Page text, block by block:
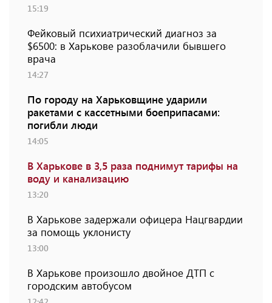
15:19
Фейковый психиатрический диагноз за
$6500: в Харькове разоблачили бывшего
врача
14:27
По городу на Харьковщине ударили
ракетами с кассетными боеприпасами:
погибли люди
14:05
В Харькове в 3,5 раза поднимут тарифы на
воду и канализацию
13:20
В Харькове задержали офицера Нацгвардии
за помощь уклонисту
13:00
В Харькове произошло двойное ДТП с
городским автобусом